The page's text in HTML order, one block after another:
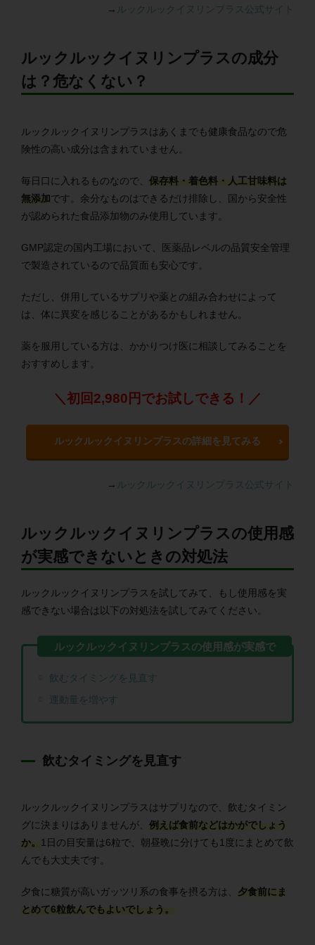
→ ルックルックイヌリンプラス公式サイト
ルックルックイヌリンプラスの成分
は？危なくない？
ルックルックイヌリンプラスはあくまでも健康食品なので危
険性の高い成分は含まれていません。
毎日口に入れるものなので、 保存料・着色料・人工甘味料は
無添加です。余分なものはできるだけ排除し、国から安全性
が認められた食品添加物のみ使用しています。
GMP認定の国内工場において、医薬品レベルの品質安全管理
で製造されているので品質面も安心です。
ただし、併用しているサプリや薬との組み合わせによって
は、体に異変を感じることがあるかもしれません。
薬を服用している方は、かかりつけ医に相談してみることを
おすすめします。
＼初回2,980円でお試しできる！／
ルックルックイヌリンプラスの詳細を見てみる
→ ルックルックイヌリンプラス公式サイト
ルックルックイヌリンプラスの使用感
が実感できないときの対処法
ルックルックイヌリンプラスを試してみて、もし使用感を実
感できない場合は以下の対処法を試してみてください。
飲むタイミングを見直す
運動量を増やす
飲むタイミングを見直す
ルックルックイヌリンプラスはサプリなので、飲むタイミン
グに決まりはありませんが、 例えば食前などはかがでしょう
か。
1日の目安量は6粒で、朝昼晩に分けても1度にまとめて飲
んでも大丈夫です。
夕食に糖質が高いガッツリ系の食事を摂る方は、 夕食前にま
とめて6粒飲んでもよいでしょう。